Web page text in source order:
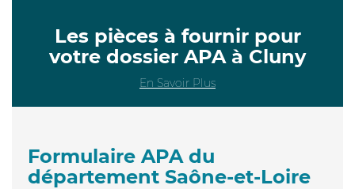
Les pièces à fournir pour
votre dossier APA à Cluny
En Savoir Plus
Formulaire APA du
département Saône-et-Loire